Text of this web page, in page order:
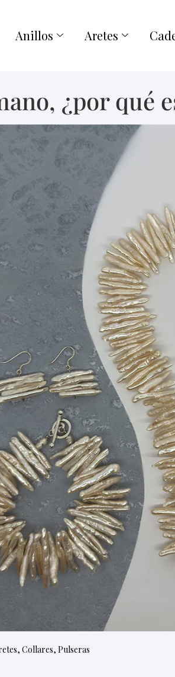
Anillos Aretes
¿por qué
, Collares, Pulseras